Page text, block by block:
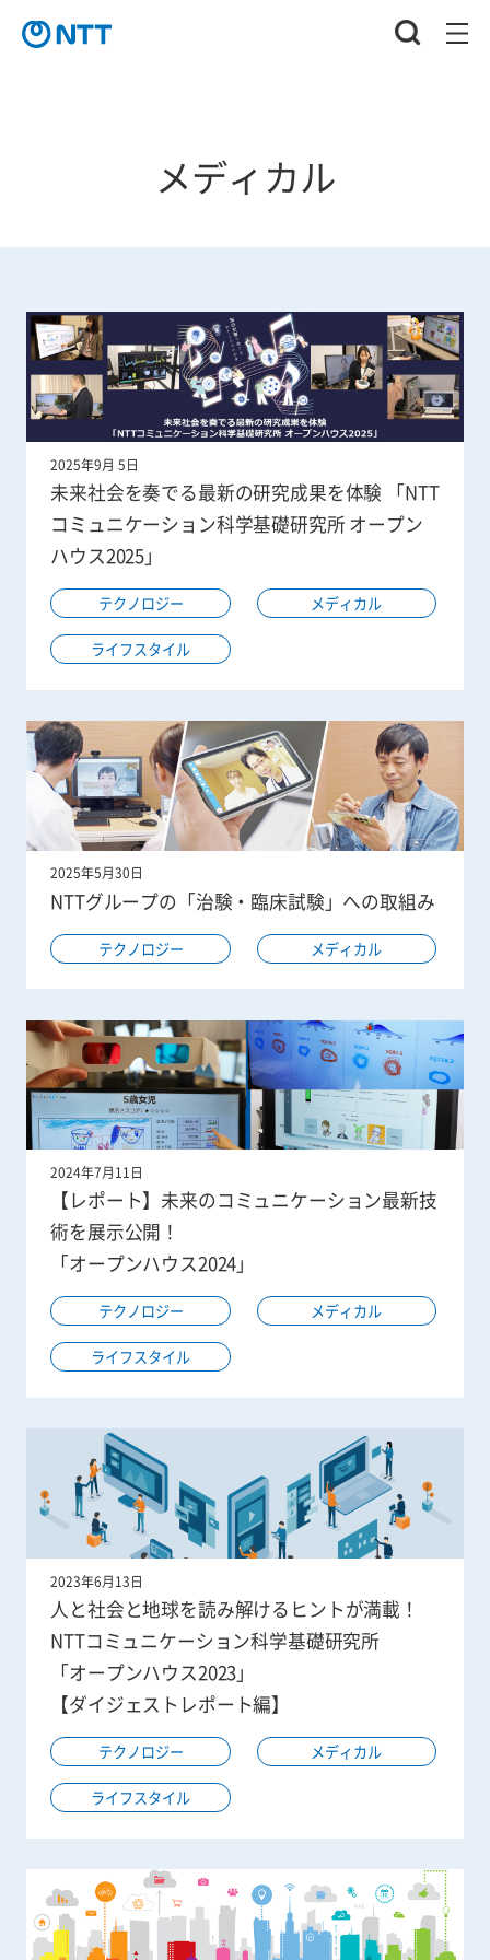
メディカル
2025年9月 5日
未来社会を奏でる最新の研究成果を体験 「NTT
コミュニケーション科学基礎研究所 オープン
ハウス2025」
テクノロジー メディカル
ライフスタイル
2025年5月30日
NTTグループの「治験・臨床試験」への取組み
テクノロジー メディカル
2024年7月11日
【レポート】未来のコミュニケーション最新技
術を展示公開！
「オープンハウス2024」
テクノロジー メディカル
ライフスタイル
2023年6月13日
人と社会と地球を読み解けるヒントが満載！
NTTコミュニケーション科学基礎研究所
「オープンハウス2023」
【ダイジェストレポート編】
テクノロジー メディカル
ライフスタイル